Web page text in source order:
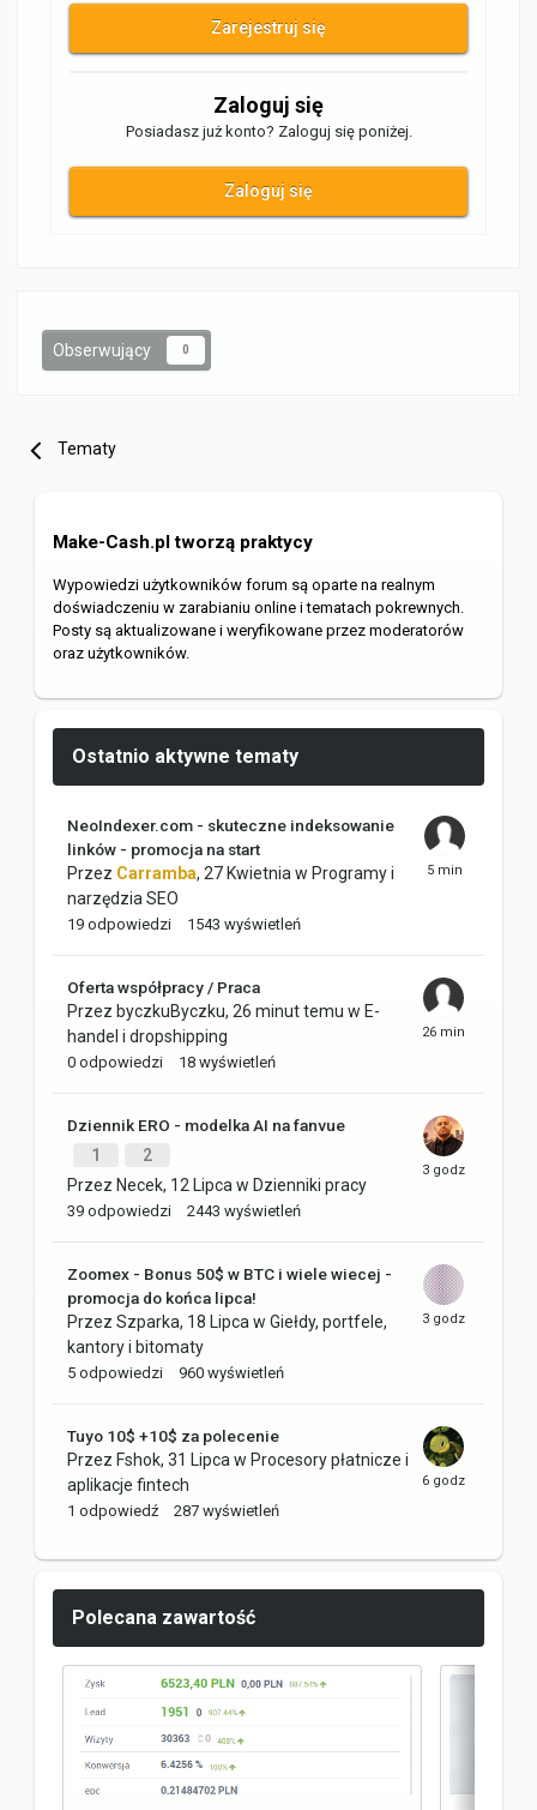
Zarejestruj się
Zaloguj się
Posiadasz już konto? Zaloguj się poniżej.
Zaloguj się
Obserwujący 0
Tematy
Make-Cash.pl tworzą praktycy
Wypowiedzi użytkowników forum są oparte na realnym
doświadczeniu w zarabianiu online i tematach pokrewnych.
Posty są aktualizowane i weryfikowane przez moderatorów
oraz użytkowników.
Ostatnio aktywne tematy
NeoIndexer.com - skuteczne indeksowanie
linków - promocja na start
Przez Carramba, 27 Kwietnia w Programy i
narzędzia SEO
19 odpowiedzi 1543 wyświetleń
Oferta współpracy / Praca
Przez byczkuByczku, 26 minut temu w E-
handel i dropshipping
0 odpowiedzi 18 wyświetleń
Dziennik ERO - modelka AI na fanvue
1
2
Przez Necek, 12 Lipca w Dzienniki pracy
39 odpowiedzi 2443 wyświetleń
Zoomex - Bonus 50$ w BTC i wiele wiecej -
promocja do końca lipca!
Przez Szparka, 18 Lipca w Giełdy, portfele,
kantory i bitomaty
5 odpowiedzi 960 wyświetleń
Tuyo 10$ +10$ za polecenie
Przez Fshok, 31 Lipca w Procesory płatnicze i
aplikacje fintech
1 odpowiedź 287 wyświetleń
Polecana zawartość